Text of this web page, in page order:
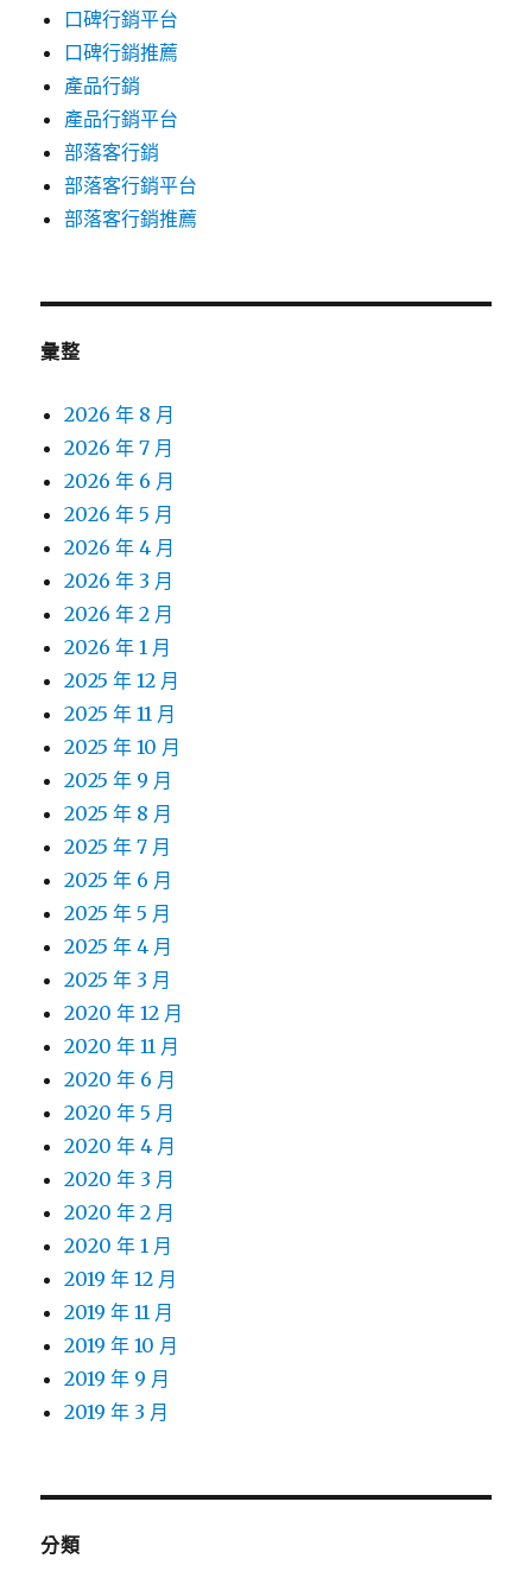
口碑行銷平台
口碑行銷推薦
產品行銷
產品行銷平台
部落客行銷
部落客行銷平台
部落客行銷推薦
彙整
2026 年 8 月
2026 年 7 月
2026 年 6 月
2026 年 5 月
2026 年 4 月
2026 年 3 月
2026 年 2 月
2026 年 1 月
2025 年 12 月
2025 年 11 月
2025 年 10 月
2025 年 9 月
2025 年 8 月
2025 年 7 月
2025 年 6 月
2025 年 5 月
2025 年 4 月
2025 年 3 月
2020 年 12 月
2020 年 11 月
2020 年 6 月
2020 年 5 月
2020 年 4 月
2020 年 3 月
2020 年 2 月
2020 年 1 月
2019 年 12 月
2019 年 11 月
2019 年 10 月
2019 年 9 月
2019 年 3 月
分類